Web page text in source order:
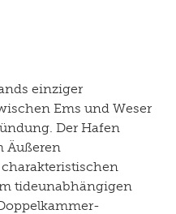
einziger
Ems und Weser
Der Hafen
Äußeren
tideunabhängigen